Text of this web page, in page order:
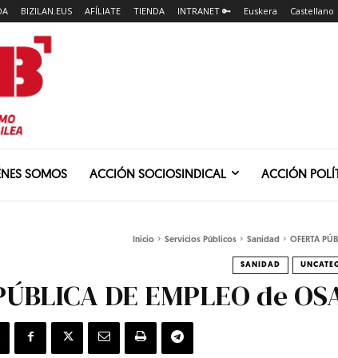
BIZILAN.EUS AFÍLIATE TIENDA INTRANET 🔑 Euskera Castellano
SOMOS ACCIÓN SOCIOSINDICAL ACCIÓN
Inicio Servicios Públicos Sanidad OFERTA
SANIDAD
DE EMPLEO de